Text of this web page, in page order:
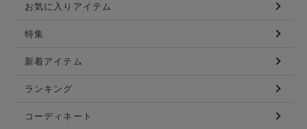
お気に入りアイテム
特集
新着アイテム
ランキング
コーディネート